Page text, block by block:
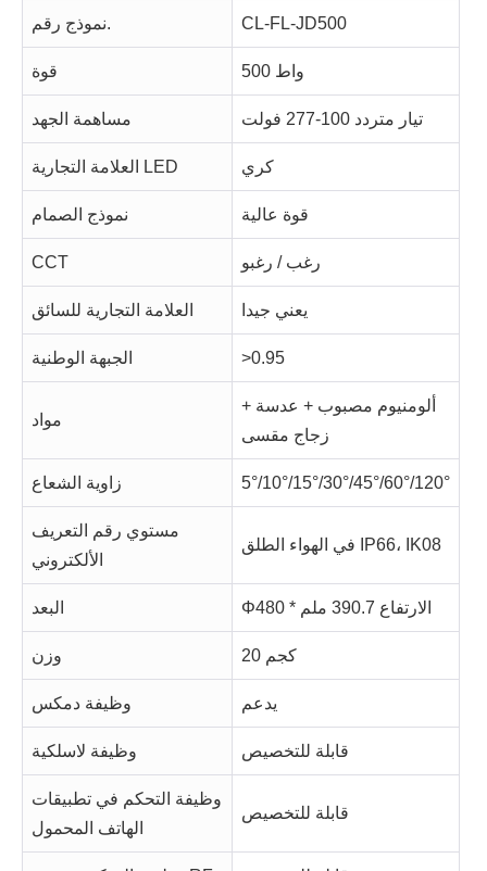
نموذج رقم. CL-FL-JD500
قوة 500 واط
مساهمة الجهد تيار متردد 100-277 فولت
العلامة التجارية LED كري
نموذج الصمام قوة عالية
CCT رغب / رغبو
العلامة التجارية للسائق يعني جيدا
الجبهة الوطنية >0.95
مواد
ألومنيوم مصبوب + عدسة +
زجاج مقسى
زاوية الشعاع 5°/10°/15°/30°/45°/60°/120°
مستوي رقم التعريف
الألكتروني
في الهواء الطلق IP66، IK08
البعد Φ480 * الارتفاع 390.7 ملم
وزن 20 كجم
وظيفة دمكس يدعم
وظيفة لاسلكية قابلة للتخصيص
وظيفة التحكم في تطبيقات
الهاتف المحمول
قابلة للتخصيص